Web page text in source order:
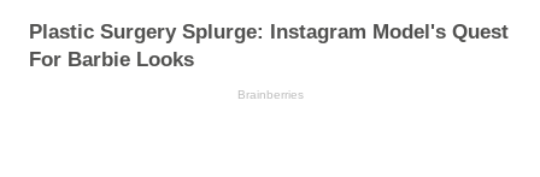
Plastic Surgery Splurge: Instagram Model's Quest
For Barbie Looks
Brainberries